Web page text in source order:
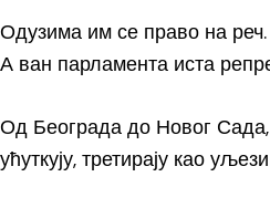
Одузима им се право на реч.
А ван парламента иста
Од Београда до Новог
ућуткују, третирају као